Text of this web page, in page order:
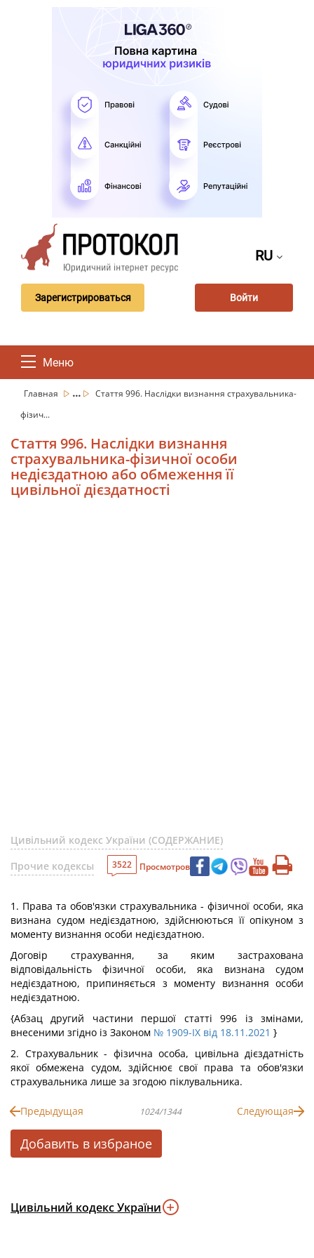
RU
Зарегистрироваться Войти
Меню
Главная ...
Стаття 996. Наслідки визнання страхувальника-
фізич...
Стаття 996. Наслідки визнання
страхувальника-фізичної особи
недієздатною або обмеження її
цивільної дієздатності
Цивільний кодекс України (СОДЕРЖАНИЕ)
Прочие кодексы
3522 Просмотров
1. Права та обов'язки страхувальника - фізичної особи, яка
визнана судом недієздатною, здійснюються її опікуном з
моменту визнання особи недієздатною.
Договір страхування, за яким застрахована
відповідальність фізичної особи, яка визнана судом
недієздатною, припиняється з моменту визнання особи
недієздатною.
{Абзац другий частини першої статті 996 із змінами,
внесеними згідно із Законом № 1909-IX від 18.11.2021 }
2. Страхувальник - фізична особа, цивільна дієздатність
якої обмежена судом, здійснює свої права та обов'язки
страхувальника лише за згодою піклувальника.
Предыдущая 1024/1344 Следующая
Добавить в избраное
Цивільний кодекс України